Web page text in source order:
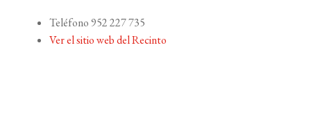
Teléfono 952 227 735
Ver el sitio web del Recinto